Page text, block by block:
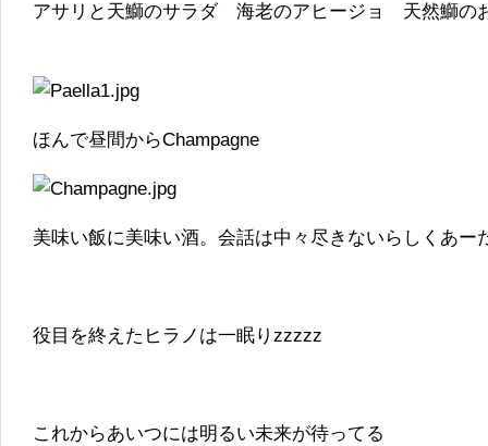
アサリと天鰤のサラダ 海老のアヒージョ 天然鰤の
ほんで昼間からChampagne
美味い飯に美味い酒。会話は中々尽きないらしくあー
役目を終えたヒラノは一眠りzzzzz
これからあいつには明るい未来が待ってる